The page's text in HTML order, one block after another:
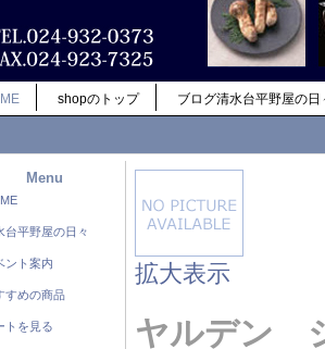
shopのトップ ブログ清水台平野屋の日
Menu
台平野屋の日々
ント案内
すめの商品
トを見る
拡大表示
ヤルデン